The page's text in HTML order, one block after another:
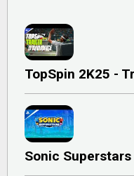
TopSpin 2K25 -
Sonic